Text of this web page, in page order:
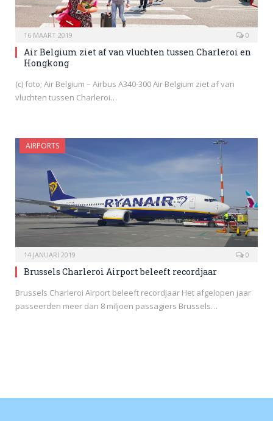
16 MAART 2019 0
Air Belgium ziet af van vluchten tussen Charleroi en
Hongkong
(c) foto; Air Belgium – Airbus A340-300 Air Belgium ziet af van
vluchten tussen Charleroi…
AIRPORTS
14 JANUARI 2019 0
Brussels Charleroi Airport beleeft recordjaar
Brussels Charleroi Airport beleeft recordjaar Het afgelopen jaar
passeerden meer dan 8 miljoen passagiers Brussels…